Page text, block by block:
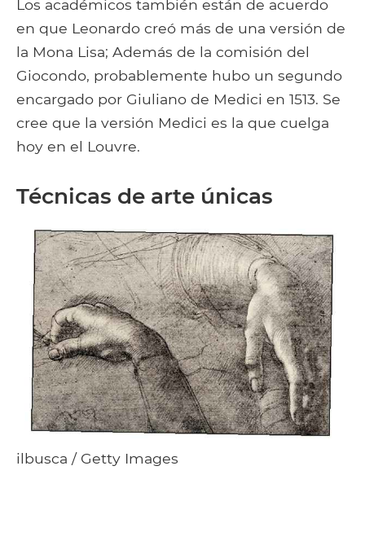
Los académicos también están de acuerdo
en que Leonardo creó más de una versión de
la Mona Lisa; Además de la comisión del
Giocondo, probablemente hubo un segundo
encargado por Giuliano de Medici en 1513. Se
cree que la versión Medici es la que cuelga
hoy en el Louvre.
Técnicas de arte únicas
ilbusca / Getty Images